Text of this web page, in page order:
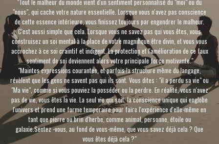
"Tout le malheur du monde vient d'un sentiment personnalisé du "moi" ou du
"nous", qui cache votre nature essentielle. Lorsque vous n'avez pas conscience
de cette essence intérieure, vous finissez toujours par engendrer le malheur.
C'est aussi simple que cela. Lorsque vous ne savez pas qui vous êtes, vous
construisez un soi mental à la place de votre magnifique être divin, et vous vous
accrochez à ce soi craintif et indigent. La protection et l'amélioration de ce faux
sentiment de soi deviennent alors votre principale force motivante."
"Maintes expressions courantes, et parfois la structure même du langage,
révèlent que les gens ne savent pas qui ils sont. Vous dites : "il a perdu sa vie" ou
"Ma vie", comme si vous pouviez la posséder ou la perdre. En réalité, vous n'avez
pas de vie, vous êtes la vie. La seul vie qui soit, la conscience unique qui englobe
l'univers et prend une forme temporaire pour faire l'expérience d'elle-même en
tant que pierre ou brin d'herbe, comme animal, personne, étoile ou
galaxie.Sentez -vous, au fond de vous-même, que vous savez déjà cela ? Que
vous êtes déjà cela ?"